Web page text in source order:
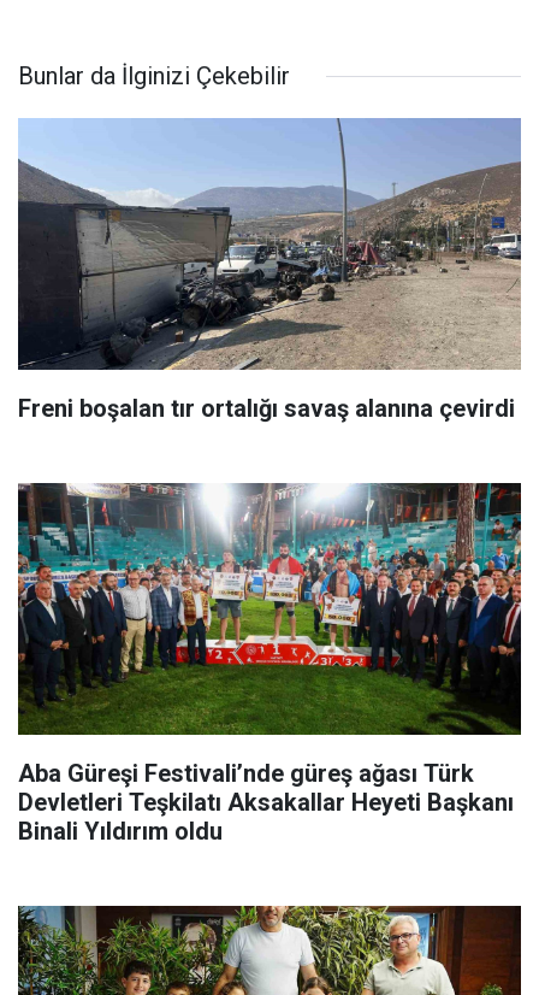
Bunlar da İlginizi Çekebilir
Freni boşalan tır ortalığı savaş alanına çevirdi
Aba Güreşi Festivali’nde güreş ağası Türk
Devletleri Teşkilatı Aksakallar Heyeti Başkanı
Binali Yıldırım oldu